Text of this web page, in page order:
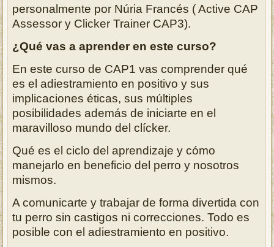
personalmente por Núria Francés ( Active CAP
Assessor y Clicker Trainer CAP3).
¿Qué vas a aprender en este curso?
En este curso de CAP1 vas comprender qué
es el adiestramiento en positivo y sus
implicaciones éticas, sus múltiples
posibilidades además de iniciarte en el
maravilloso mundo del clícker.
Qué es el ciclo del aprendizaje y cómo
manejarlo en beneficio del perro y nosotros
mismos.
A comunicarte y trabajar de forma divertida con
tu perro sin castigos ni correcciones. Todo es
posible con el adiestramiento en positivo.